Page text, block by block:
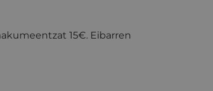
15€. Eibarren